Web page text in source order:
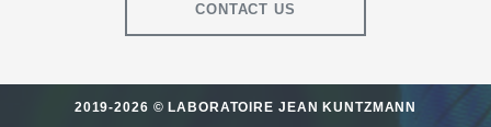
CONTACT US
2019-2026 © LABORATOIRE JEAN KUNTZMANN